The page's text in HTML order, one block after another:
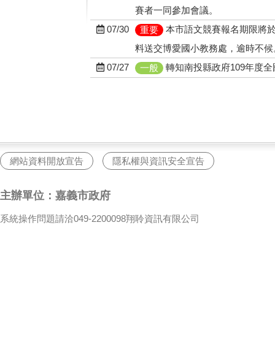
賽者一同參加會議。
07/30
重要
本市語文競賽報名期限將
料送交博愛國小教務處，逾時不候
07/27
一般 轉知南投縣政府109年度
網站資料開放宣告 隱私權與資訊安全宣告
主辦單位：嘉義市政府
系統操作問題請洽049-2200098翔聆資訊有限公司